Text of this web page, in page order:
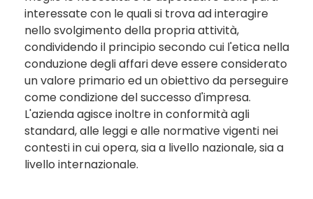
interessate con le quali si trova ad interagire
nello svolgimento della propria attività,
condividendo il principio secondo cui l'etica nella
conduzione degli affari deve essere considerato
un valore primario ed un obiettivo da perseguire
come condizione del successo d'impresa.
L'azienda agisce inoltre in conformità agli
standard, alle leggi e alle normative vigenti nei
contesti in cui opera, sia a livello nazionale, sia a
livello internazionale.